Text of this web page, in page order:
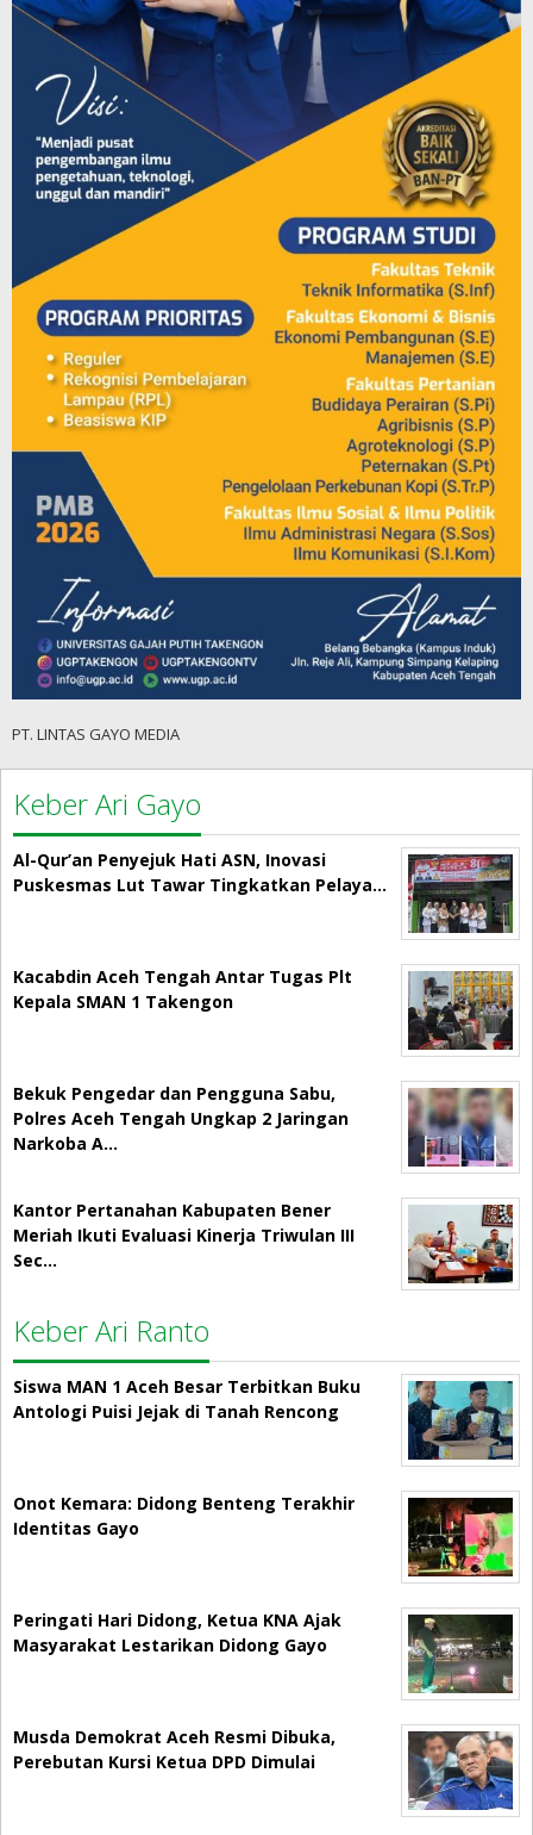
PT. LINTAS GAYO MEDIA
Keber Ari Gayo
Al-Qur’an Penyejuk Hati ASN, Inovasi
Puskesmas Lut Tawar Tingkatkan Pelaya…
Kacabdin Aceh Tengah Antar Tugas Plt
Kepala SMAN 1 Takengon
Bekuk Pengedar dan Pengguna Sabu,
Polres Aceh Tengah Ungkap 2 Jaringan
Narkoba A…
Kantor Pertanahan Kabupaten Bener
Meriah Ikuti Evaluasi Kinerja Triwulan III
Sec…
Keber Ari Ranto
Siswa MAN 1 Aceh Besar Terbitkan Buku
Antologi Puisi Jejak di Tanah Rencong
Onot Kemara: Didong Benteng Terakhir
Identitas Gayo
Peringati Hari Didong, Ketua KNA Ajak
Masyarakat Lestarikan Didong Gayo
Musda Demokrat Aceh Resmi Dibuka,
Perebutan Kursi Ketua DPD Dimulai